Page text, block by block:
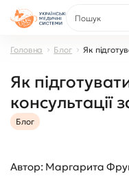
Головна Блог Як
Як
консультації
Блог
Автор: Маргарита